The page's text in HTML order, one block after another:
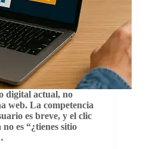
digital actual, no
web. La competencia
es breve, y el clic
es “¿tienes sitio